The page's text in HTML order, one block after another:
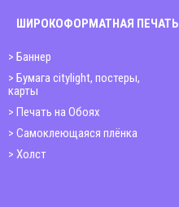
ШИРОКОФОРМАТНАЯ ПЕЧАТЬ
Баннер
Бумага citylight, постеры,
карты
Печать на Обоях
Самоклеющаяся плёнка
Холст